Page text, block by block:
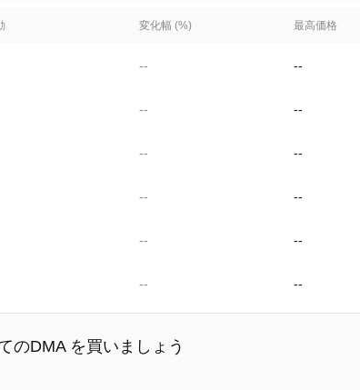
変化幅 (%) 最高価格
-- --
-- --
-- --
-- --
-- --
-- --
のDMA を買いましょう